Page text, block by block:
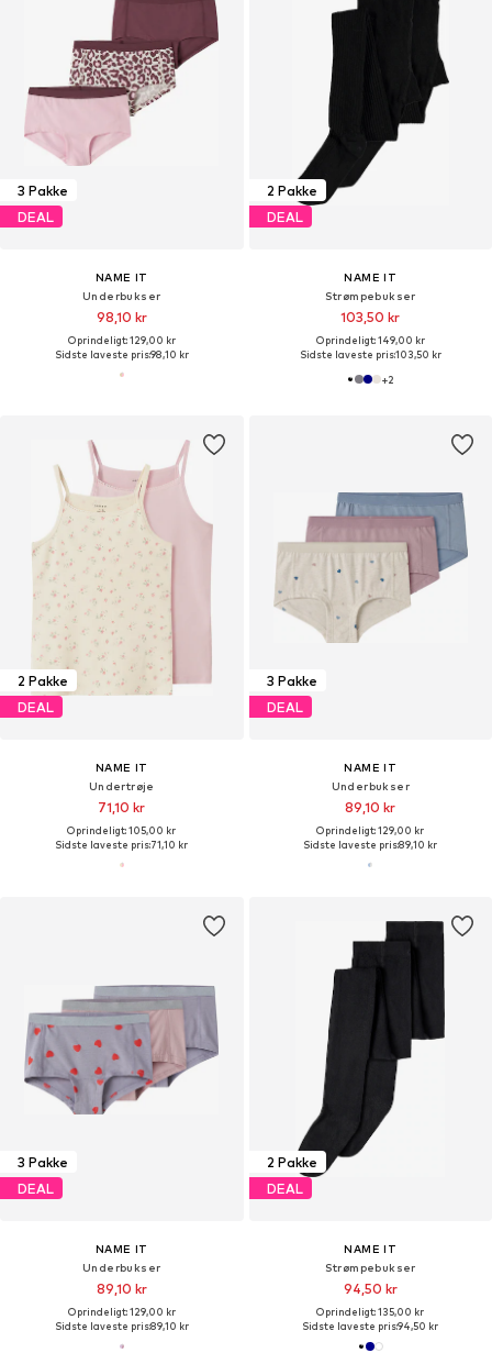
3 Pakke
DEAL
NAME IT
Underbukser
98,10 kr
Oprindeligt: 129,00 kr
Sidste laveste pris:98,10 kr
2 Pakke
DEAL
NAME IT
Strømpebukser
103,50 kr
Oprindeligt: 149,00 kr
Sidste laveste pris:103,50 kr
+2
2 Pakke
DEAL
NAME IT
Undertrøje
71,10 kr
Oprindeligt: 105,00 kr
Sidste laveste pris:71,10 kr
3 Pakke
DEAL
NAME IT
Underbukser
89,10 kr
Oprindeligt: 129,00 kr
Sidste laveste pris:89,10 kr
3 Pakke
DEAL
NAME IT
Underbukser
89,10 kr
Oprindeligt: 129,00 kr
Sidste laveste pris:89,10 kr
2 Pakke
DEAL
NAME IT
Strømpebukser
94,50 kr
Oprindeligt: 135,00 kr
Sidste laveste pris:94,50 kr